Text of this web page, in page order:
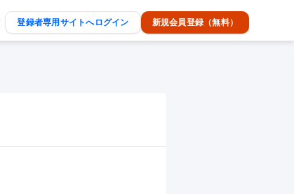
登録者専用サイトへログイン 新規会員登録（無料）